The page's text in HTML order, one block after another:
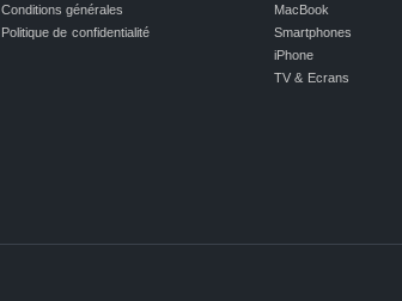
Conditions générales
Politique de confidentialité
MacBook
Smartphones
iPhone
TV & Ecrans